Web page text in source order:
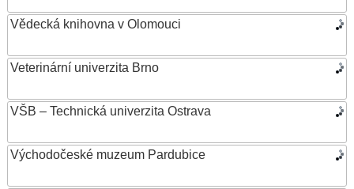
Vědecká knihovna v Olomouci
Veterinární univerzita Brno
VŠB – Technická univerzita Ostrava
Východočeské muzeum Pardubice